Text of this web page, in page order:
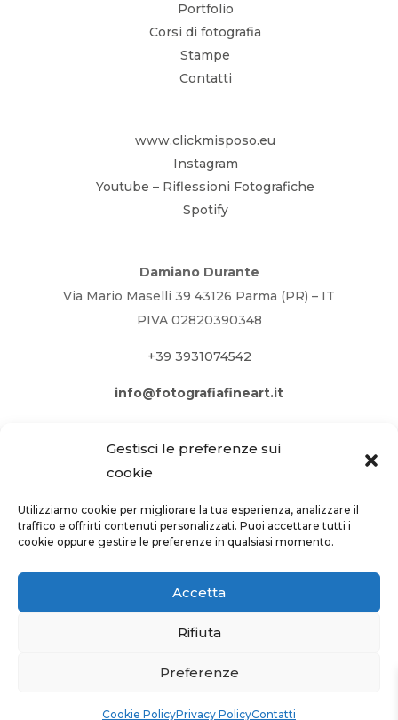
Gestisci le preferenze sui
cookie
Utilizziamo cookie per migliorare la tua esperienza, analizzare il
traffico e offrirti contenuti personalizzati. Puoi accettare tutti i
cookie oppure gestire le preferenze in qualsiasi momento.
Accetta
Rifiuta
Preferenze
Cookie PolicyPrivacy PolicyContatti
Portfolio
Corsi di fotografia
Stampe
Contatti
www.clickmisposo.eu
Instagram
Youtube – Riflessioni Fotografiche
Spotify
Damiano Durante
Via Mario Maselli 39 43126 Parma (PR) – IT
PIVA 02820390348
+39 3931074542
info@fotografiafineart.it
PRIVACY POLICY–COOKIE POLICY